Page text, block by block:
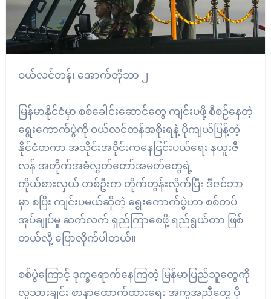
ဝယ်လင်တန်၊ အောက်တိုဘာ ၂
မြန်မာနိုင်ငံမှာ စစ်ခေါင်းဆောင်တွေ ကျင်းပဖို့ စီစဉ်နေတဲ့
ရွေးကောက်ပွဲကို ဝယ်လင်တန်အစိုးရနဲ့ ပိုကျယ်ပြန့်တဲ့
နိုင်ငံတကာ အသိုင်းအဝိုင်းကနေငြင်းပယ်ရေး နယူးဇီ
လန် အတိုက်အခံလွှတ်တော်အမတ်တွေရဲ့
ကိုယ်စားလှယ် တစ်ဦးက တိုက်တွန်းလိုက်ပြီး ဒီဇင်ဘာ
မှာ စပြီး ကျင်းပမယ်ဆိုတဲ့ ရွေးကောက်ပွဲဟာ စစ်တပ်
အုပ်ချုပ်မှု ဆက်လက် ရှည်ကြာစေဖို့ ရည်ရွယ်တာ ဖြစ်
တယ်လို့ ပြောလိုက်ပါတယ်။
စစ်ပွဲကြောင့် ဒုက္ခရောက်နေကြတဲ့ မြန်မာပြည်သူတွေကို
လူသားချင်း စာနာထောက်ထားရေး အကူအညီတွေ ပို